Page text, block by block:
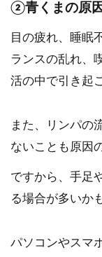
②青くまの原因
目の疲れ、睡眠
ランスの乱れ、
活の中で引き起
また、リンパの
ないことも原因
ですから、手足
る場合が多いか
パソコンやスマ